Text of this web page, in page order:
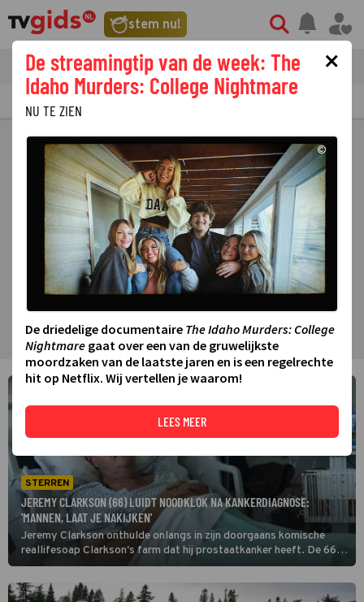
stem nu!
tvgids streaming nieuws
PRIMETIME GEMIST
STERREN
JEREMY CLARKSON (66) LUIDT NOODKLOK NA KANKERDIAGNOSE:
'MANNEN, LAAT JE NAKIJKEN'
Jeremy Clarkson onthulde onlangs in zijn doorgaans komische
reallifesoap Clarkson's farm dat hij prostaatkanker heeft. De 66-
jarige Brit liet in de Amazon Prime-serie zien hoe hij zich liet
behandelen tegen de ziekte en waarschuwt nu zijn fans om ook
alert te zijn.
×
De streamingtip van de week: The
Idaho Murders: College Nightmare
NU TE ZIEN
©
De driedelige documentaire The Idaho Murders: College
Nightmare gaat over een van de gruwelijkste
moordzaken van de laatste jaren en is een regelrechte
hit op Netflix. Wij vertellen je waarom!
LEES MEER